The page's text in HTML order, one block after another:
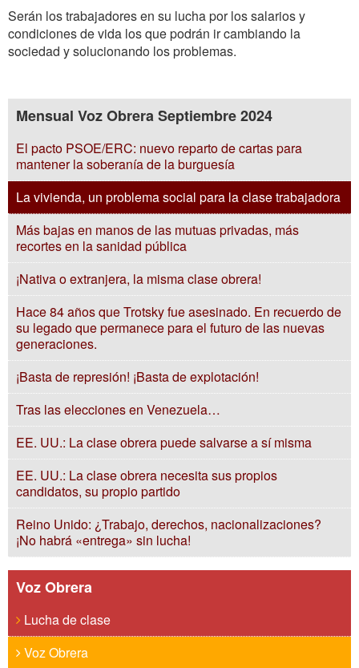
Serán los trabajadores en su lucha por los salarios y
condiciones de vida los que podrán ir cambiando la
sociedad y solucionando los problemas.
Mensual Voz Obrera Septiembre 2024
El pacto PSOE/ERC: nuevo reparto de cartas para
mantener la soberanía de la burguesía
La vivienda, un problema social para la clase trabajadora
Más bajas en manos de las mutuas privadas, más
recortes en la sanidad pública
¡Nativa o extranjera, la misma clase obrera!
Hace 84 años que Trotsky fue asesinado. En recuerdo de
su legado que permanece para el futuro de las nuevas
generaciones.
¡Basta de represión! ¡Basta de explotación!
Tras las elecciones en Venezuela…
EE. UU.: La clase obrera puede salvarse a sí misma
EE. UU.: La clase obrera necesita sus propios
candidatos, su propio partido
Reino Unido: ¿Trabajo, derechos, nacionalizaciones?
¡No habrá «entrega» sin lucha!
Voz Obrera
Lucha de clase
Voz Obrera